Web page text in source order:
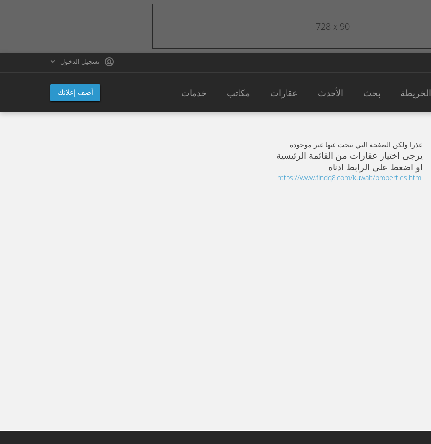
تسجيل الدخول
أضف إعلانك الخريطة بحث الأحدث عقارات مكاتب خدمات
عذرا ولكن الصفحة التي تبحث عنها غير موجودة
يرجى اختيار عقارات من القائمة الرئيسية
او اضغط على الرابط ادناه
https://www.findq8.com/kuwait/properties.html
728 x 90